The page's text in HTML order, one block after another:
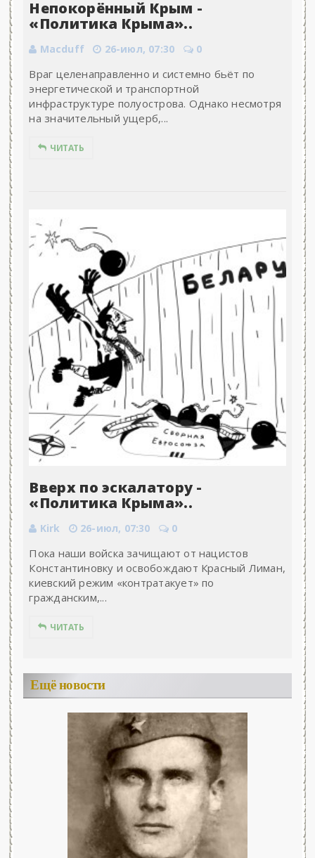
Непокорённый Крым -
«Политика Крыма»..
Macduff 26-июл, 07:30 0
Враг целенаправленно и системно бьёт по
энергети­ческой и транспортной
инфраструктуре полуострова. Однако несмотря
на значительный ущерб,...
ЧИТАТЬ
Вверх по эскалатору -
«Политика Крыма»..
Kirk 26-июл, 07:30 0
Пока наши войска зачищают от нацистов
Константиновку и освобождают Красный Лиман,
киевский режим «контратакует» по
гражданским,...
ЧИТАТЬ
Ещё новости